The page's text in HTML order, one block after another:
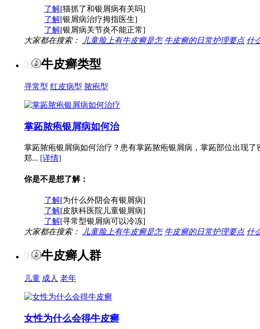
了解[猫抓了和银屑病有关吗]
了解[银屑病治疗拇指医生]
了解[银屑病关节炎不能正常]
大家都在搜索：
儿童脸上有牛皮癣是怎 牛皮癣的日常护理要点 什
牛皮癣类型
寻常型 红皮病型 脓疱型
掌跖脓疱银屑病如何治
掌跖脓疱银屑病如何治疗？患有掌跖脓疱银屑病，掌跖部位出现
郑... [详情]
你是不是想了解：
了解[为什么外阴会有银屑病]
了解[皮肤科医院儿童银屑病]
了解[寻常型银屑病可以冷冻]
大家都在搜索：
儿童脸上有牛皮癣是怎 牛皮癣的日常护理要点 什
牛皮癣人群
儿童 成人 老年
女性为什么会得牛皮癣